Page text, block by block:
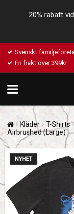
20% rabatt
Svenskt
Fri frakt över 399kr
Kläder T-Shirts
Airbrushed (Large)
NYHET